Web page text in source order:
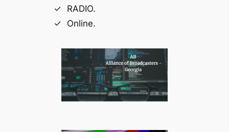
RADIO.
Online.